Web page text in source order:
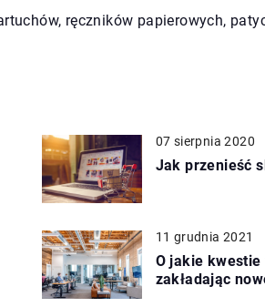
ręczników papierowych,
07 sierpnia 2020
Jak przenieść
11 grudnia 2021
O jakie
zakładając